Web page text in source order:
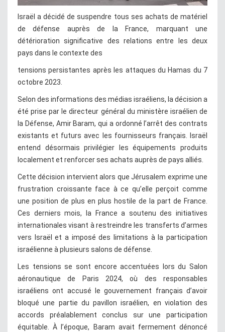
Israël a décidé de suspendre tous ses achats de matériel
de défense auprès de la France, marquant une
détérioration significative des relations entre les deux
pays dans le contexte des
tensions persistantes après les attaques du Hamas du 7
octobre 2023.
Selon des informations des médias israéliens, la décision a
été prise par le directeur général du ministère israélien de
la Défense, Amir Baram, qui a ordonné l’arrêt des contrats
existants et futurs avec les fournisseurs français. Israël
entend désormais privilégier les équipements produits
localement et renforcer ses achats auprès de pays alliés.
Cette décision intervient alors que Jérusalem exprime une
frustration croissante face à ce qu’elle perçoit comme
une position de plus en plus hostile de la part de France.
Ces derniers mois, la France a soutenu des initiatives
internationales visant à restreindre les transferts d’armes
vers Israël et a imposé des limitations à la participation
israélienne à plusieurs salons de défense.
Les tensions se sont encore accentuées lors du Salon
aéronautique de Paris 2024, où des responsables
israéliens ont accusé le gouvernement français d’avoir
bloqué une partie du pavillon israélien, en violation des
accords préalablement conclus sur une participation
équitable. À l’époque, Baram avait fermement dénoncé